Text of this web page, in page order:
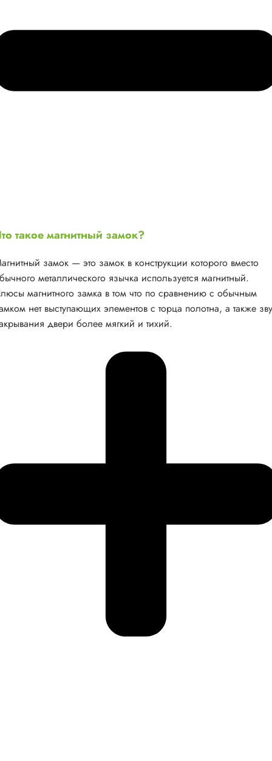
такое магнитный замок?
замок — это замок в конструкции которого вместо
металлического язычка используется магнитный.
магнитного замка в том что по сравнению с обычным
нет выступающих элементов с торца полотна, а также
двери более мягкий и тихий.